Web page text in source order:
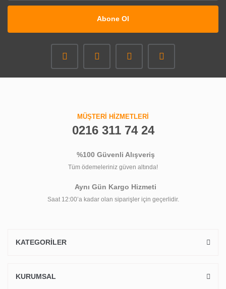
Abone Ol
MÜŞTERİ HİZMETLERİ
0216 311 74 24
%100 Güvenli Alışveriş
Tüm ödemeleriniz güven altında!
Aynı Gün Kargo Hizmeti
Saat 12:00’a kadar olan siparişler için geçerlidir.
KATEGORİLER
KURUMSAL